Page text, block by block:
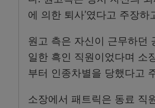
에 의한 퇴사’였다고 주장하
원고 측은 자신이 근무하던
일한 흑인 직원이었다며 소
부터 인종차별을 당했다고
소장에서 패트릭은 동료 직